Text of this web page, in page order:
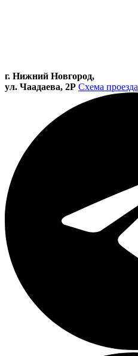
г. Нижний Новгород,
ул. Чаадаева, 2Р Схема проезда